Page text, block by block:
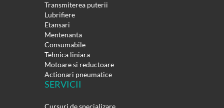
Transmiterea puterii
Lubrifiere
Etansari
Mentenanta
Consumabile
Tehnica liniara
Motoare si reductoare
Actionari pneumatice
SERVICII